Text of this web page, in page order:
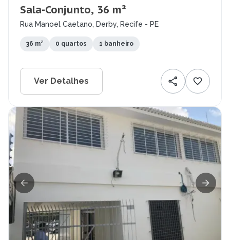
Sala-Conjunto, 36 m²
Rua Manoel Caetano, Derby, Recife - PE
36 m² 0 quartos 1 banheiro
Ver Detalhes